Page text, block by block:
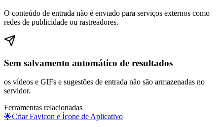
O conteúdo de entrada não é enviado para serviços externos como
redes de publicidade ou rastreadores.
Sem salvamento automático de resultados
os vídeos e GIFs e sugestões de entrada não são armazenadas no
servidor.
Ferramentas relacionadas
🌟Criar Favicon e Ícone de Aplicativo